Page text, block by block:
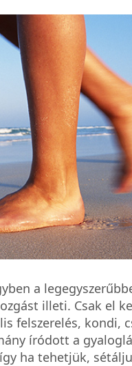
a
illeti. Csak el
felszerelés, kondi,
íródott a
ha tehetjük,